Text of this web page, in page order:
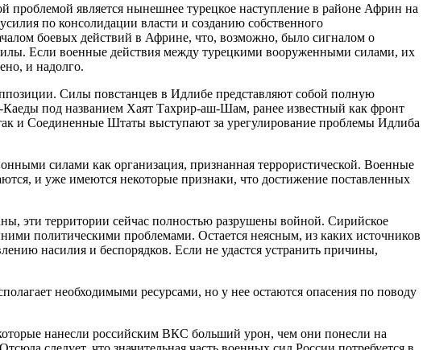
проблемой является нынешнее турецкое наступление в районе Африн на
по консолидации власти и созданию собственного
боевых действий в Африне, что, возможно, было сигналом о
Если военные действия между турецкими вооруженными силами, их
и надолго.
Силы повстанцев в Идлибе представляют собой полную
под названием Хаят Тахрир-аш-Шам, ранее известный как фронт
и Соединенные Штаты выступают за урегулирование проблемы Идлиба
силами как организация, признанная террористической. Военные
и уже имеются некоторые признаки, что достижение поставленных
эти территории сейчас полностью разрушены войной. Сирийское
политическими проблемами. Остается неясным, из каких источников
насилия и беспорядков. Если не удастся устранить причины,
необходимыми ресурсами, но у нее остаются опасения по поводу
нанесли российским ВКС больший урон, чем они понесли на